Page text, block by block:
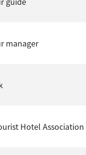
manager
Hotel Association